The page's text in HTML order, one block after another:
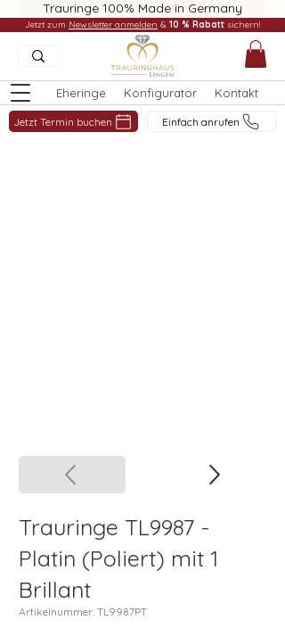
Trauringe 100% Made in Germany
Eheringe Konfigurator Kontakt
Jetzt Termin buchen Einfach anrufen
Jetzt zum Newsletter anmelden & 10 % Rabatt sichern!
Trauringe TL9987 -
Platin (Poliert) mit 1
Brillant
Artikelnummer: TL9987PT